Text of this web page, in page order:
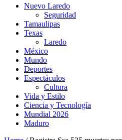
Nuevo Laredo
Seguridad
Tamaulipas
Texas
Laredo
México
Mundo
Deportes
Espectáculos
Cultura
Vida y Estilo
Ciencia y Tecnología
Mundial 2026
Maduro